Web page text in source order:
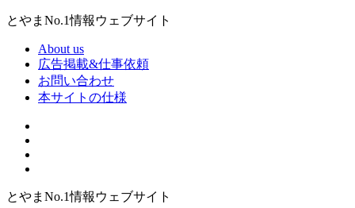
とやまNo.1情報ウェブサイト
About us
広告掲載&仕事依頼
お問い合わせ
本サイトの仕様
とやまNo.1情報ウェブサイト